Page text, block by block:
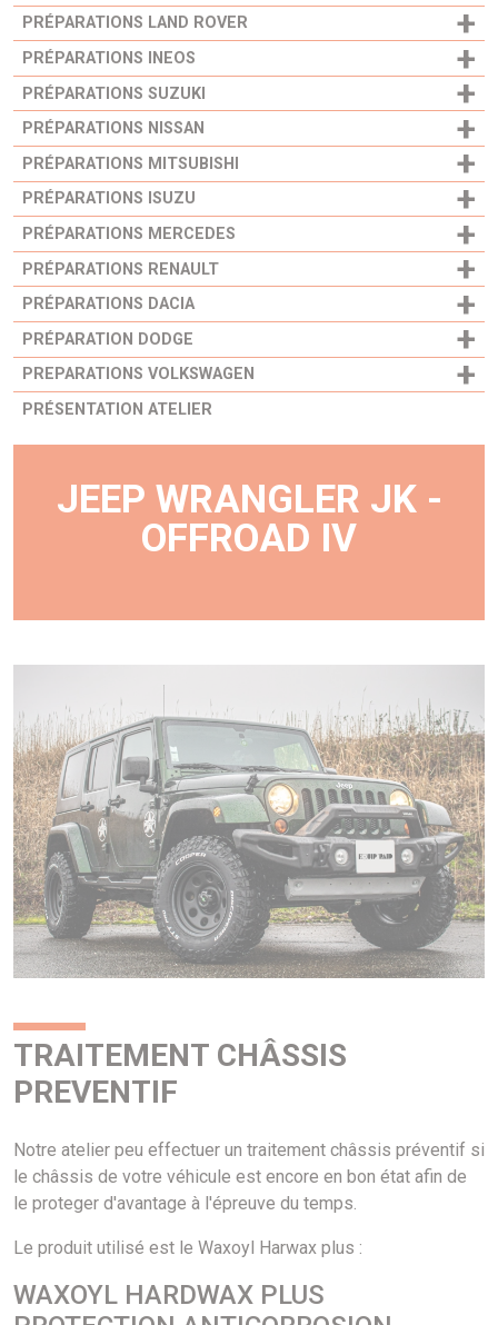
PRÉPARATIONS LAND ROVER +
PRÉPARATIONS INEOS +
PRÉPARATIONS SUZUKI +
PRÉPARATIONS NISSAN +
PRÉPARATIONS MITSUBISHI +
PRÉPARATIONS ISUZU +
PRÉPARATIONS MERCEDES +
PRÉPARATIONS RENAULT +
PRÉPARATIONS DACIA +
PRÉPARATION DODGE +
PREPARATIONS VOLKSWAGEN +
PRÉSENTATION ATELIER
JEEP WRANGLER JK -
OFFROAD IV
TRAITEMENT CHÂSSIS
PREVENTIF
Notre atelier peu effectuer un traitement châssis préventif si
le châssis de votre véhicule est encore en bon état afin de
le proteger d'avantage à l'épreuve du temps.
Le produit utilisé est le Waxoyl Harwax plus :
WAXOYL HARDWAX PLUS